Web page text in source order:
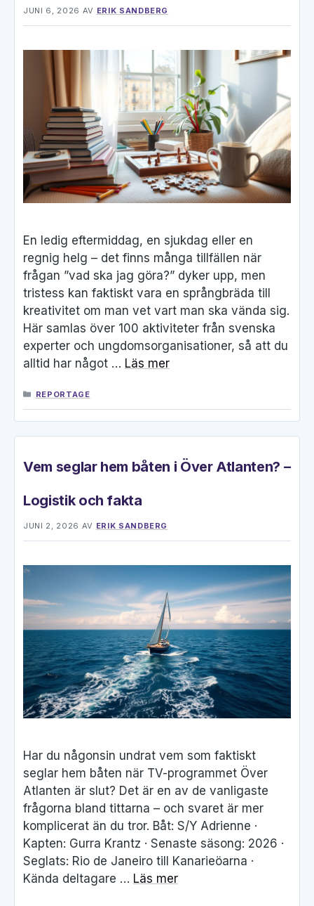
JUNI 6, 2026 AV ERIK SANDBERG
En ledig eftermiddag, en sjukdag eller en
regnig helg – det finns många tillfällen när
frågan ”vad ska jag göra?” dyker upp, men
tristess kan faktiskt vara en språngbräda till
kreativitet om man vet vart man ska vända sig.
Här samlas över 100 aktiviteter från svenska
experter och ungdomsorganisationer, så att du
alltid har något … Läs mer
KATEGORIER
REPORTAGE
Vem seglar hem båten i Över Atlanten? –
Logistik och fakta
JUNI 2, 2026 AV ERIK SANDBERG
Har du någonsin undrat vem som faktiskt
seglar hem båten när TV-programmet Över
Atlanten är slut? Det är en av de vanligaste
frågorna bland tittarna – och svaret är mer
komplicerat än du tror. Båt: S/Y Adrienne ·
Kapten: Gurra Krantz · Senaste säsong: 2026 ·
Seglats: Rio de Janeiro till Kanarieöarna ·
Kända deltagare … Läs mer